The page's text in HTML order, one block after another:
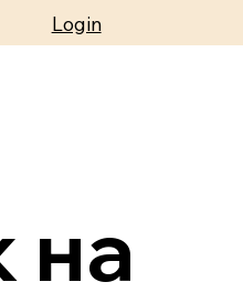
Login
на